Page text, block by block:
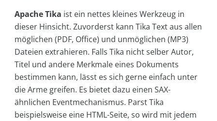
Apache Tika ist ein nettes kleines Werkzeug in
dieser Hinsicht. Zuvorderst kann Tika Text aus allen
möglichen (PDF, Office) und unmöglichen (MP3)
Dateien extrahieren. Falls Tika nicht selber Autor,
Titel und andere Merkmale eines Dokuments
bestimmen kann, lässt es sich gerne einfach unter
die Arme greifen. Es bietet dazu einen SAX-
ähnlichen Eventmechanismus. Parst Tika
beispielsweise eine HTML-Seite, so wird mit jedem